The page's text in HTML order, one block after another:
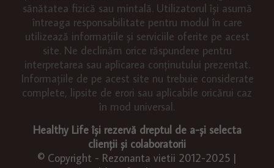
sănătatea fizică sau mintală. Utilizatorul își asumă
întreaga responsabilitate pentru modul în care
utilizează informațiile și serviciile oferite pe acest
site. Ne declinăm orice răspundere pentru
interpretarea sau aplicarea conținutului prezentat.
Informațiile de pe acest site nu trebuie considerate
complete, lipsite de erori sau aplicabile oricărui caz
în mod universal.
Healthy Life își rezervă dreptul de a-și selecta
clienții și colaboratorii
© Copyright - Rezonanta vietii 2012-2025 |